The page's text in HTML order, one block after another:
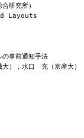
研究所）
Layouts
の事前通知手法
），水口　充（京産大）